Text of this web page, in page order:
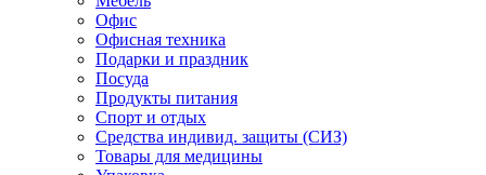
Офис
Офисная техника
Подарки и праздник
Посуда
Продукты питания
Спорт и отдых
Средства индивид. защиты (СИЗ)
Товары для медицины